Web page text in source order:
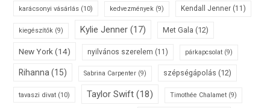
karácsonyi vásárlás (10) kedvezmények (9) Kendall Jenner (11)
kiegészítők (9) Kylie Jenner (17) Met Gala (12)
New York (14) nyilvános szerelem (11) párkapcsolat (9)
Rihanna (15) Sabrina Carpenter (9) szépségápolás (12)
tavaszi divat (10) Taylor Swift (18) Timothée Chalamet (9)